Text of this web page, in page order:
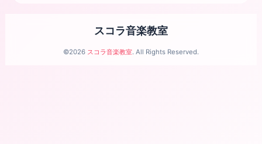
スコラ音楽教室
©2026 スコラ音楽教室. All Rights Reserved.